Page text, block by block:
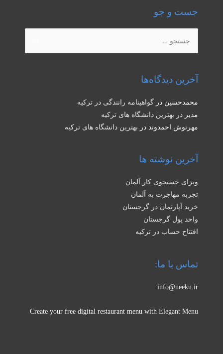
جست و جو
برای:
آخرین دیدگاه‌ها
محمدحسین در گواهینامه رانندگی در ترکیه
مدیر در بهترین دانشگاه های ترکیه
مهرنوش احمدوند در بهترین دانشگاه های ترکیه
آخرین نوشته ها
ویزای جستجوی کار آلمان
تجربه مهاجرت به آلمان
خرید آپارتمان در گرجستان
واحد پول گرجستان
افتتاح حساب در ترکیه
تماس با ما:
info@neeku.ir
Create your free digital restaurant menu with Elegant Menu